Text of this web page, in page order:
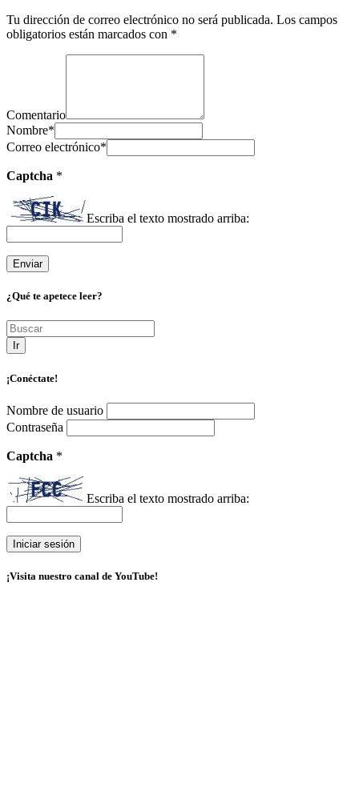
Tu dirección de correo electrónico no será publicada. Los campos
obligatorios están marcados con *
Comentario
Nombre*
Correo electrónico*
Captcha *
Escriba el texto mostrado arriba:
¿Qué te apetece leer?
Ir
¡Conéctate!
Nombre de usuario
Contraseña
Captcha *
Escriba el texto mostrado arriba:
¡Visita nuestro canal de YouTube!